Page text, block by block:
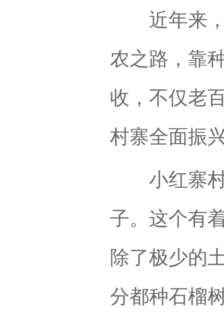
近年来，
农之路，靠
收，不仅老
村寨全面振
小红寨村
子。这个有
除了极少的
分都种石榴